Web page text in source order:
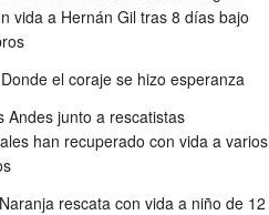
vida a Hernán Gil tras 8 días bajo
el coraje se hizo esperanza
Andes junto a rescatistas
han recuperado con vida a varios
rescata con vida a niño de 12